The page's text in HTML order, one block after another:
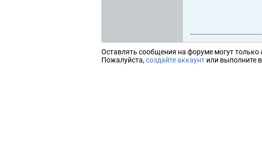
Оставлять сообщения на форуме могут только
Пожалуйста, создайте аккаунт или выполните